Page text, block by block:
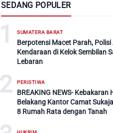
SEDANG POPULER
1 SUMATERA BARAT
Berpotensi Macet Parah, Polisi
Kendaraan di Kelok Sembilan
Lebaran
2 PERISTIWA
BREAKING NEWS- Kebakaran
Belakang Kantor Camat
8 Rumah Rata dengan Tanah